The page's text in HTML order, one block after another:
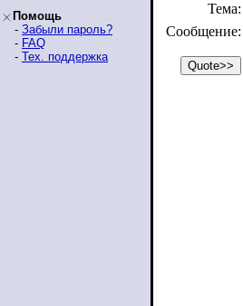
Помощь
- Забыли пароль?
- FAQ
- Тех. поддержка
Тема:
Сообщение: